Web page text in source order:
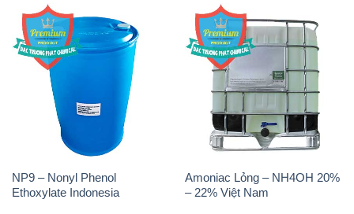
NP9 – Nonyl Phenol
Ethoxylate Indonesia
Amoniac Lỏng – NH4OH 20%
– 22% Việt Nam